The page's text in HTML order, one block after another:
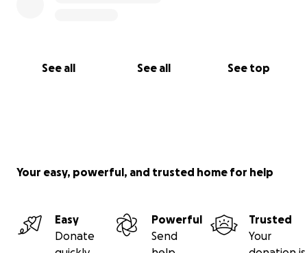
See all See all See top
Your easy, powerful, and trusted home for help
Easy
Donate
Powerful
Send
Trusted
Your